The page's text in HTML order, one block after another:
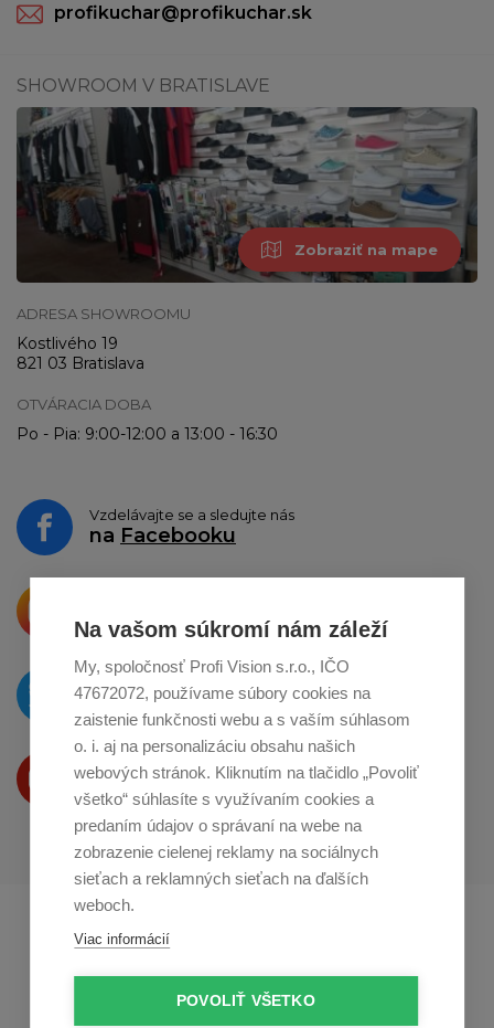
Na vašom súkromí nám záleží
My, spoločnosť Profi Vision s.r.o., IČO
47672072, používame súbory cookies na
zaistenie funkčnosti webu a s vaším súhlasom
o. i. aj na personalizáciu obsahu našich
webových stránok. Kliknutím na tlačidlo „Povoliť
všetko“ súhlasíte s využívaním cookies a
predaním údajov o správaní na webe na
zobrazenie cielenej reklamy na sociálnych
sieťach a reklamných sieťach na ďalších
weboch.
Viac informácií
POVOLIŤ VŠETKO
profikuchar@profikuchar.sk
SHOWROOM V BRATISLAVE
Zobraziť na mape
ADRESA SHOWROOMU
Kostlivého 19
821 03 Bratislava
OTVÁRACIA DOBA
Po - Pia: 9:00-12:00 a 13:00 - 16:30
Vzdelávajte se a sledujte nás
na Facebooku
o zdieľanie naInstagrame
O novinkách píšeme
naTwitteri
Produkty Vám predstavujeme
na Youtube
Profikuchař.cz